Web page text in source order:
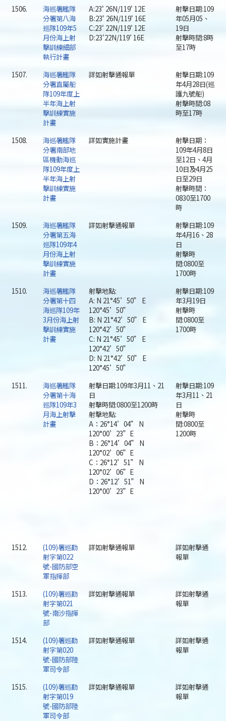
1506.
海巡署艦隊
分署第八海
巡隊109年5
月份海上射
擊訓練細部
執行計畫
A:23ﾟ26N/119ﾟ12E
B:23ﾟ26N/119ﾟ16E
C:23ﾟ22N/119ﾟ12E
D:23'22N/119ﾟ16E
射擊日期:109
年05月05、
19日
射擊時間:8時
至17時
1507.
海巡署艦隊
分署直屬船
隊109年度上
半年海上射
擊訓練實施
計畫
詳如射擊通報單
射擊日期:109
年4月28日(巡
護九號船)
射擊時間:08
時至17時
1508.
海巡署艦隊
分署南部地
區機動海巡
隊109年度上
半年海上射
擊訓練實施
計畫
詳如實施計畫
射擊日期：
109年4月8日
至12日、4月
10日及4月25
日至29日
射擊時間：
0830至1700
時
1509.
海巡署艦隊
分署第五海
巡隊109年4
月份海上射
擊訓練實施
計畫
詳如射擊通報單
射擊日期:109
年4月16、28
日
射擊時
間:0800至
1700時
1510.
海巡署艦隊
分署第十四
海巡隊109年
3月份海上射
擊訓練實施
計畫
射擊地點:
A: N 21°45’50” E
120°45’50”
B: N 21°42’50” E
120°42’50”
C: N 21°45’50” E
120°42’50”
D: N 21°42’50” E
120°45’50”
射擊日期:109
年3月19日
射擊時
間:0800至
1700時
1511.
海巡署艦隊
分署第十海
巡隊109年3
月海上射擊
計畫
射擊日期:109年3月11、21
日
射擊時間:0800至1200時
射擊地點:
A：26°14’04” N
120°00’23”E
B：26°14’04” N
120°02’06”E
C：26°12’51” N
120°02’06”E
D：26°12’51” N
120°00’23”E
射擊日期:109
年3月11、21
日
射擊時
間:0800至
1200時
1512.
(109)署巡勤
射字第022
號-國防部空
軍指揮部
詳如射擊通報單
詳如射擊通
報單
1513.
(109)署巡勤
射字第021
號-南沙指揮
部
詳如射擊通報單
詳如射擊通
報單
1514.
(109)署巡勤
射字第020
號-國防部陸
軍司令部
詳如射擊通報單
詳如射擊通
報單
1515.
(109)署巡勤
射字第019
號-國防部陸
軍司令部
詳如射擊通報單
詳如射擊通
報單